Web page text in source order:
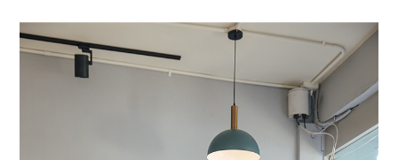
AFTEE先享後付是「在收到商品之後才付款」的支付方式。 讓您購物簡單
便利好安心！
１．簡單：不需註冊會員、不需綁卡、不需儲值。
２．便利：只要手機號碼，簡訊認證，即可結帳。
１．於結帳方式選擇「AFTEE先享後付」後，將跳轉至「AFTEE先享後付」
結帳頁面，進行簡訊認證並確認金額後，即可完成結帳。
ATM付款